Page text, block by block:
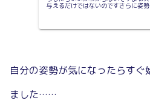
与えるだけではないのですさらに姿
くなる呼吸が浅くなり、疲れやすく
自分の姿勢が気になったらす
ました……